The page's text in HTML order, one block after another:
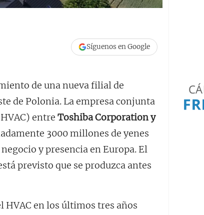
Síguenos en Google
de una nueva filial de
de Polonia. La empresa conjunta
entre Toshiba Corporation y
3000 millones de yenes
y presencia en Europa. El
previsto que se produzca antes
en los últimos tres años